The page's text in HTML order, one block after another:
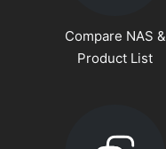
Compare NAS &
Product List